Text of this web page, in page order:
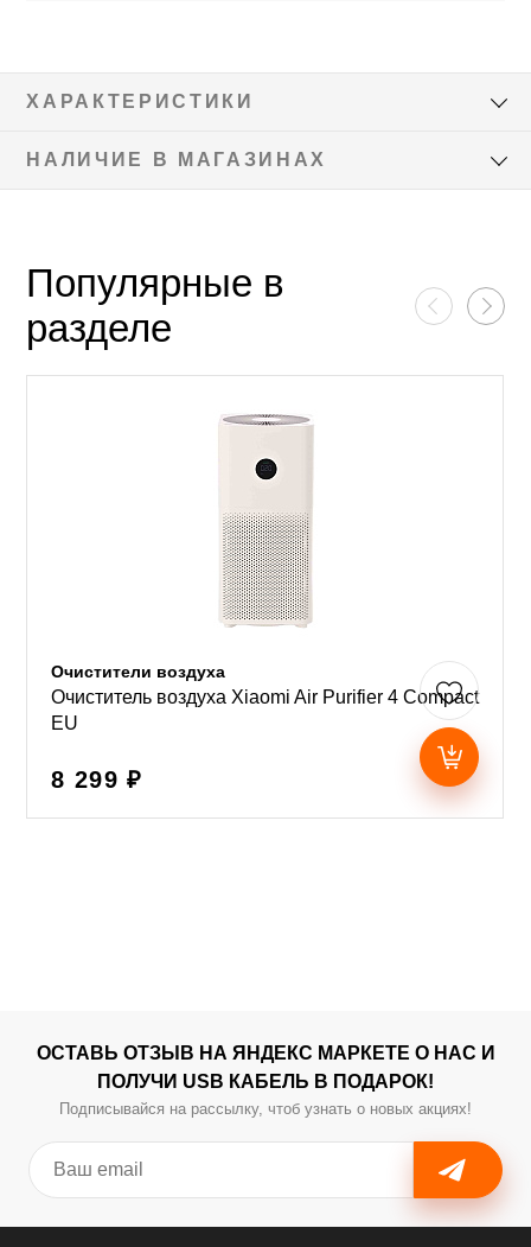
ХАРАКТЕРИСТИКИ
НАЛИЧИЕ В МАГАЗИНАХ
Популярные в
разделе
Очистители воздуха
Очиститель воздуха Xiaomi Air Purifier 4 Compact
EU
8 299 ₽
ОСТАВЬ ОТЗЫВ НА ЯНДЕКС МАРКЕТЕ О НАС И
ПОЛУЧИ USB КАБЕЛЬ В ПОДАРОК!
Подписывайся на рассылку, чтоб узнать о новых акциях!